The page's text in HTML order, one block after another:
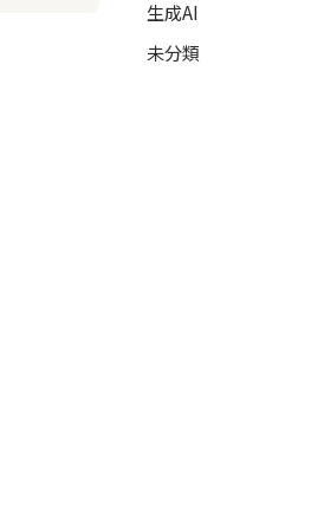
生成AI
未分類